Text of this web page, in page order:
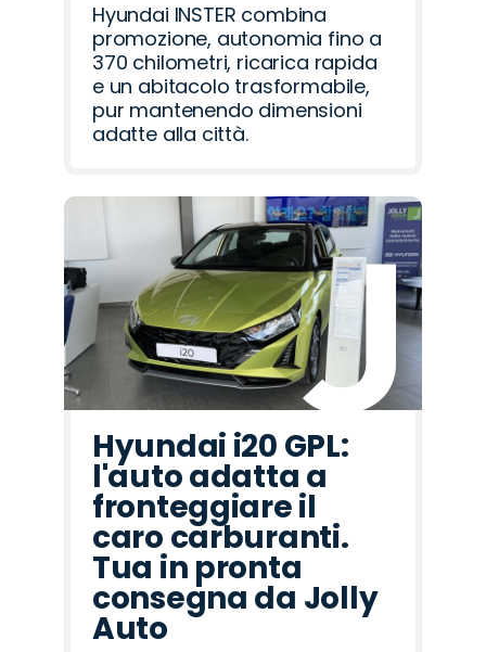
Hyundai INSTER combina
promozione, autonomia fino a
370 chilometri, ricarica rapida
e un abitacolo trasformabile,
pur mantenendo dimensioni
adatte alla città.
Hyundai i20 GPL:
l'auto adatta a
fronteggiare il
caro carburanti.
Tua in pronta
consegna da Jolly
Auto